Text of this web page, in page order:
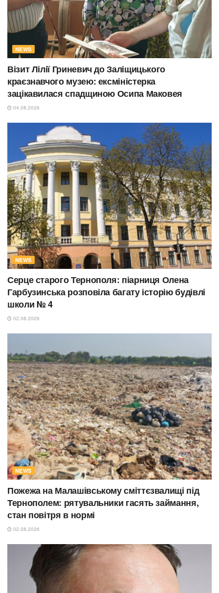
NEWS
Візит Лілії Гриневич до Заліщицького
краєзнавчого музею: ексміністерка
зацікавилася спадщиною Осипа Маковея
04.08.2026
NEWS
Серце старого Тернополя: піарниця Олена
Гарбузинська розповіла багату історію будівлі
школи № 4
02.08.2026
NEWS
Пожежа на Малашівському сміттєзвалищі під
Тернополем: рятувальники гасять займання,
стан повітря в нормі
02.08.2026